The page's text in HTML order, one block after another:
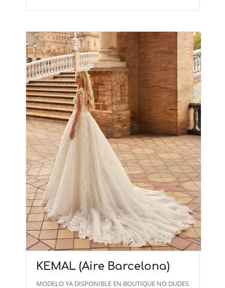
KEMAL (Aire Barcelona)
MODELO YA DISPONIBLE EN BOUTIQUE NO DUDES